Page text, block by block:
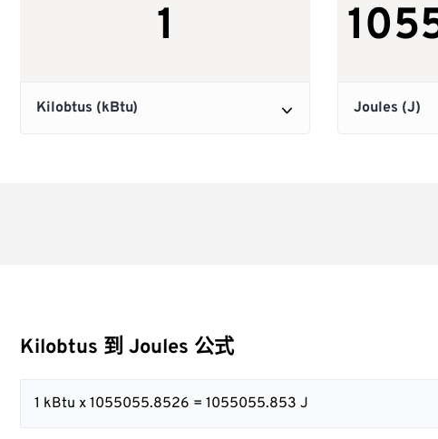
Kilobtus 到 Joules 公式
1 kBtu x 1055055.8526 = 1055055.853 J